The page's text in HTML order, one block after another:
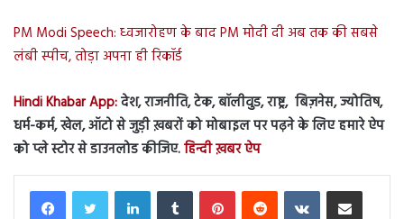
PM Modi Speech: ध्वजारोहण के बाद PM मोदी दी अब तक की सबसे
लंबी स्पीच, तोड़ा अपना ही रिकॉर्ड
Hindi Khabar App:देश, राजनीति, टेक, बॉलीवुड, राष्ट्र, बिज़नेस, ज्योतिष,
धर्म-कर्म, खेल, ऑटो से जुड़ी ख़बरों को मोबाइल पर पढ़ने के लिए हमारे ऐप
को प्ले स्टोर से डाउनलोड कीजिए.हिन्दी ख़बर ऐप
LinkedInTumblr PinterestReddit VKontakteShare via Email